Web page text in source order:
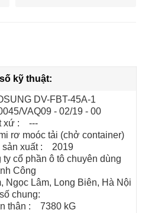
kỹ thuật:
DV-FBT-45A-1
VAQ09 - 02/19 - 00
xứ : ---
rơ moóc tải (chở container)
sản xuất : 2019
cổ phần ô tô chuyên dùng
Công
Lâm, Long Biên, Hà Nội
chung:
thân : 7380 kG